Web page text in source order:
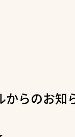
からのお